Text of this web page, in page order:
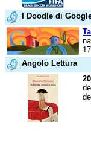
I Doodle di
Angolo Lettura